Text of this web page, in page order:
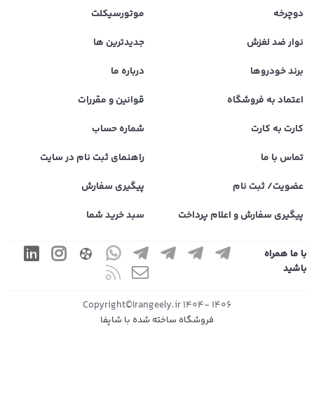
دوچرخه
موتورسیکلت
نوار ضد لغزش
جدیدترین ها
برند خودروها
درباره ما
اعتماد به فروشگاه
قوانین و مقررات
کارت به کارت
شماره حساب
تماس با ما
راهنمای ثبت نام در سایت
عضویت/ ثبت نام
پیگیری سفارش
پیگیری سفارش و اعلام پرداخت
سبد خرید شما
با ما همراه
باشید
1406 -1404 Copyright©Irangeely.ir
فروشگاه ساخته شده با شاپفا